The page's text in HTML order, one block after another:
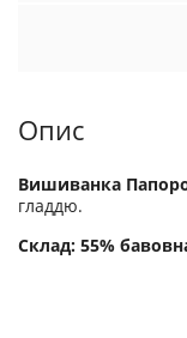
Опис
Вишиванка
гладдю.
Склад: 55%